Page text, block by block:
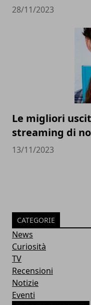
28/11/2023
Le migliori
streaming di
13/11/2023
CATEGORIE
News
Curiosità
TV
Recensioni
Notizie
Eventi